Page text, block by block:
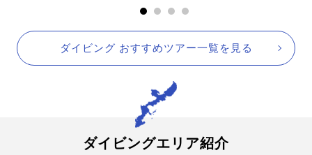
ダイビング おすすめツアー一覧を見る
ダイビングエリア紹介